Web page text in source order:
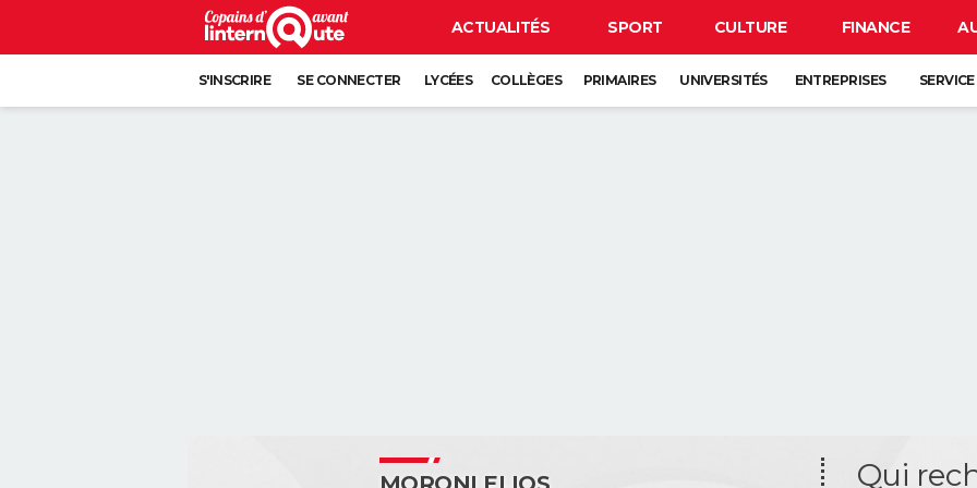
ACTUALITÉS SPORT CULTURE FINANCE
S'INSCRIRE SE CONNECTER LYCÉES COLLÈGES PRIMAIRES UNIVERSITÉS ENTREPRISES
Qui